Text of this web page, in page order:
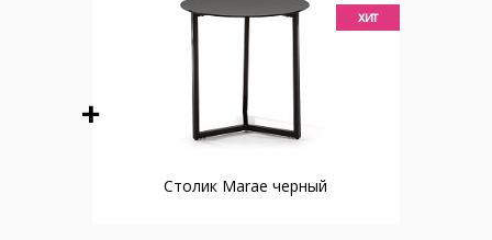
хит
Столик Marae черный